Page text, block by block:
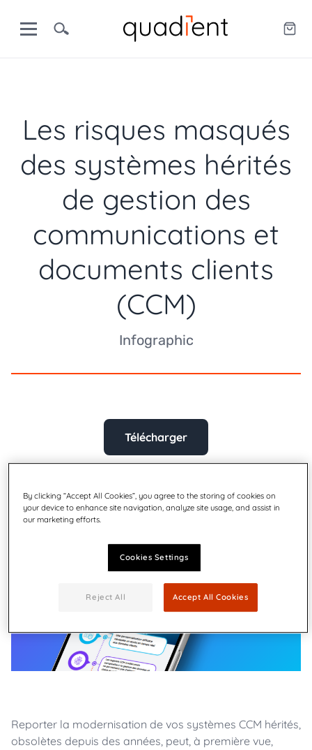
Les risques masqués
des systèmes hérités
de gestion des
communications et
documents clients
(CCM)
Infographic
Télécharger
Reporter la modernisation de vos systèmes CCM hérités,
obsolètes depuis des années, peut, à première vue,
By clicking “Accept All Cookies”, you agree to the storing of cookies on
your device to enhance site navigation, analyze site usage, and assist in
our marketing efforts.
Cookies Settings
Reject All Accept All Cookies